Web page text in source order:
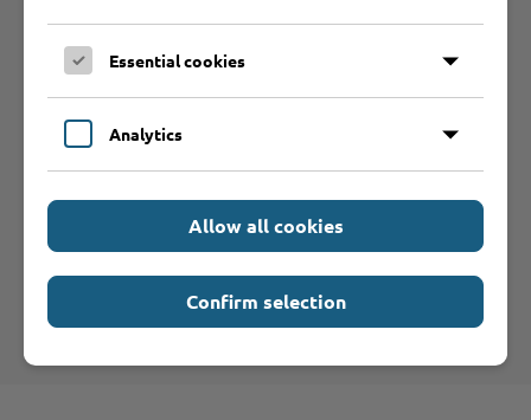
Ihren Betrieb in 3 einfachen Schritten an.
Betrieb anmelden
Haftungsauschluss
Hinweise zum Haftungsausschluß bei Links zu anderen
Internet-Seiten entnehmen Sie bitte den
Nutzungsbedingungen.
Essential cookies
Analytics
Allow all cookies
Confirm selection